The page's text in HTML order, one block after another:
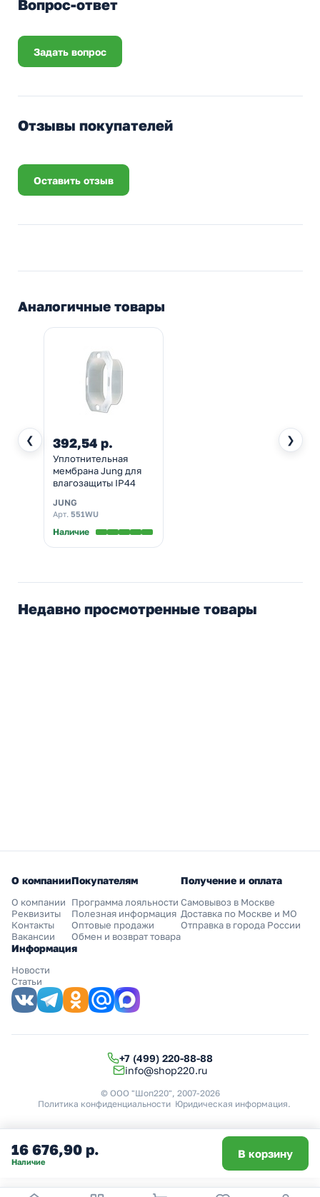
Вопрос-ответ
Задать вопрос
Отзывы покупателей
Оставить отзыв
Аналогичные товары
❮ ❯
392,54 р.
Уплотнительная
мембрана Jung для
влагозащиты IP44
JUNG
Арт. 551WU
Наличие
Недавно просмотренные товары
16 676,90 р.
Наличие
В корзину
О компании
О компании
Реквизиты
Контакты
Вакансии
Покупателям
Программа лояльности
Полезная информация
Оптовые продажи
Обмен и возврат товара
Получение и оплата
Самовывоз в Москве
Доставка по Москве и МО
Отправка в города России
Информация
Новости
Статьи
+7 (499) 220-88-88
info@shop220.ru
© ООО "Шоп220", 2007-2026
Политика конфиденциальности Юридическая информация.